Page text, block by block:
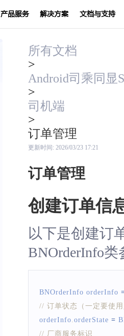
产品服务 解决方案 文档与支持
所有文档
>
Android司乘同显
>
司机端
>
订单管理
更新时间: 2026/03/23 17:21
订单管理
创建订单信
以下是创建订
BNOrderInfo
BNOrderInfo orderInfo
// 订单状态（一定要使
orderInfo orderState =
// 厂商服务标识